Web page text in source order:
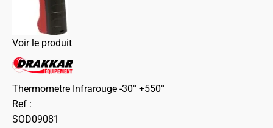
Voir le produit
Thermometre Infrarouge -30° +550°
Ref :
SOD09081